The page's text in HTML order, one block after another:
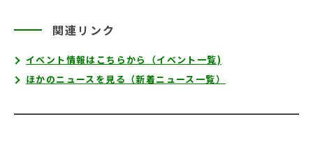
関連リンク
イベント情報はこちらから（イベント一覧)
ほかのニュースを見る（新着ニュース一覧）